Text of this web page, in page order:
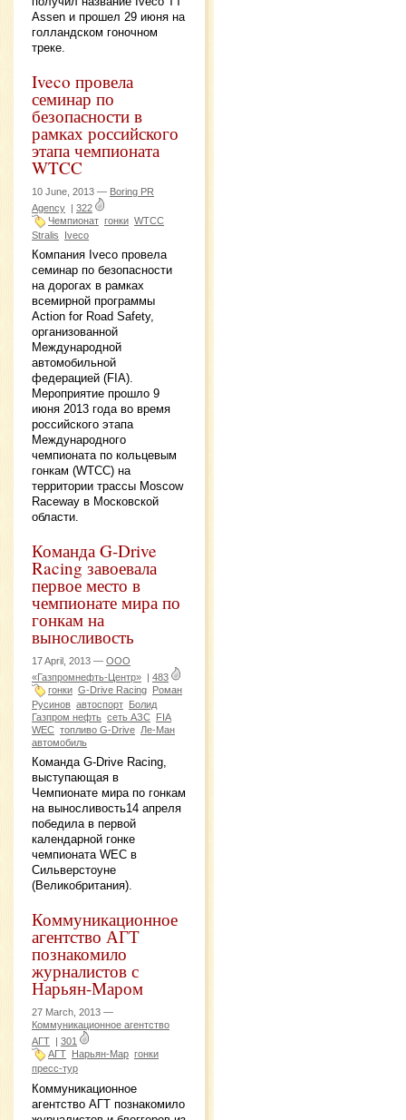
Assen и прошел 29 июня на
голландском гоночном
треке.
Iveco провела
семинар по
безопасности в
рамках российского
этапа чемпионата
WTCC
10 June, 2013 — Boring PR
Agency | 322
Чемпионат гонки WTCC
Stralis
Iveco
Компания Iveco провела
семинар по безопасности
на дорогах в рамках
всемирной программы
Action for Road Safety,
организованной
Международной
автомобильной
федерацией (FIA).
Мероприятие прошло 9
июня 2013 года во время
российского этапа
Международного
чемпионата по кольцевым
гонкам (WTCC) на
территории трассы Moscow
Raceway в Московской
области.
Команда G-Drive
Racing завоевала
первое место в
чемпионате мира по
гонкам на
выносливость
17 April, 2013 — ООО
«Газпромнефть-Центр» | 483
гонки G-Drive Racing Роман
Русинов автоспорт Болид
Газпром нефть сеть АЗС FIA
WEC топливо G-Drive Ле-Ман
автомобиль
Команда G-Drive Racing,
выступающая в
Чемпионате мира по гонкам
на выносливость14 апреля
победила в первой
календарной гонке
чемпионата WEC в
Сильверстоуне
(Великобритания).
Коммуникационное
агентство АГТ
познакомило
журналистов с
Нарьян-Маром
27 March, 2013 —
Коммуникационное агентство
АГТ
301
АГТ
Нарьян-Мар гонки
пресс-тур
Коммуникационное
агентство АГТ познакомило